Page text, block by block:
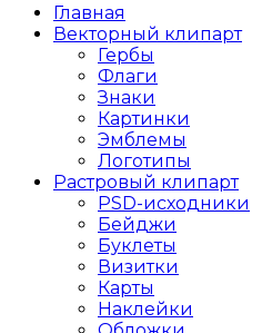
Главная
Векторный клипарт
Гербы
Флаги
Знаки
Картинки
Эмблемы
Логотипы
Растровый клипарт
PSD-исходники
Бейджи
Буклеты
Визитки
Карты
Наклейки